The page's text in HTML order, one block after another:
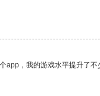
，我的游戏水平提升了不